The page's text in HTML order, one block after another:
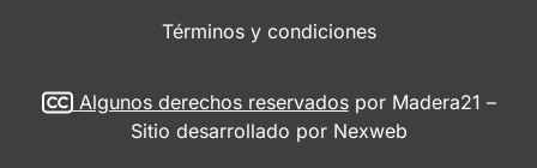
Términos y condiciones
Algunos derechos reservadospor Madera21 –
Sitio desarrollado por Nexweb